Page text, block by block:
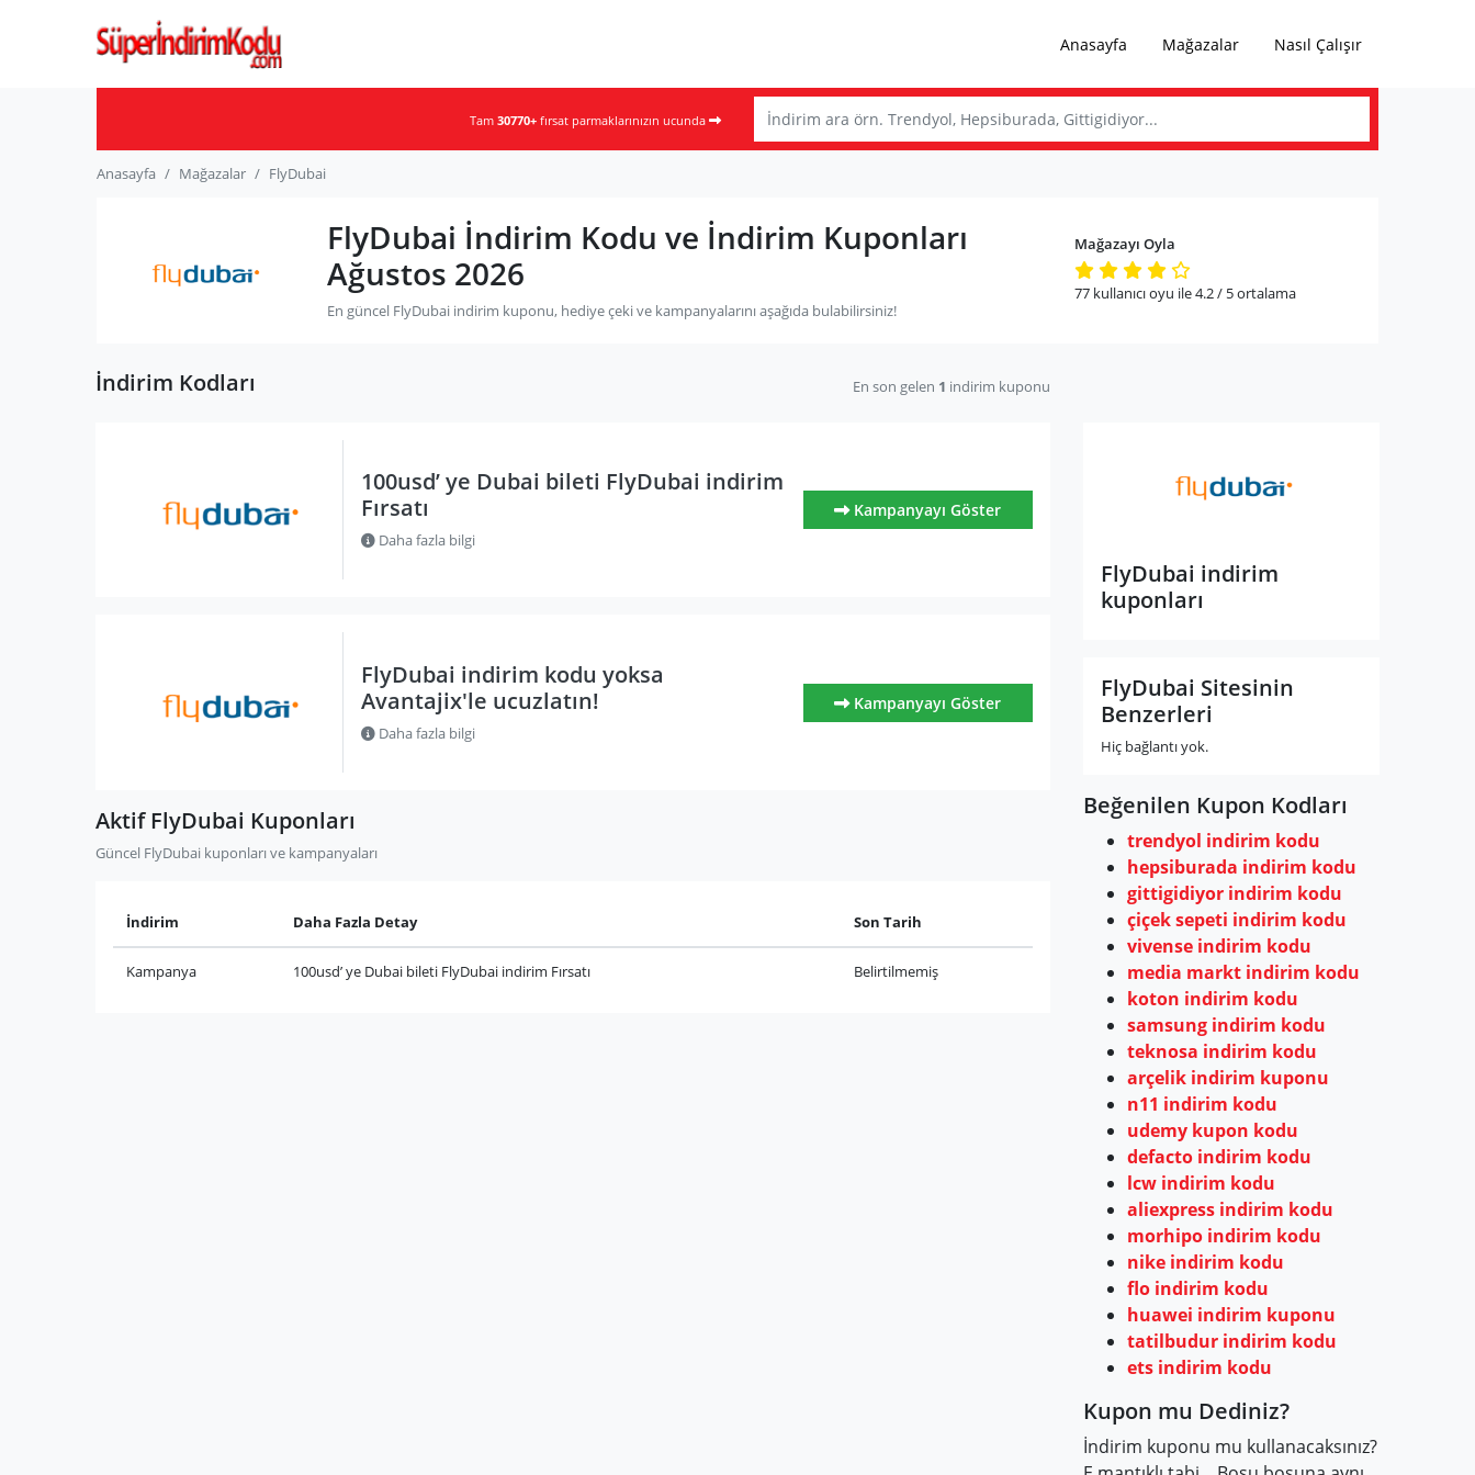
Anasayfa Mağazalar Nasıl Çalışır
Tam 30770+ fırsat parmaklarınızın ucunda
Anasayfa Mağazalar FlyDubai
Mağazayı Oyla
77kullanıcı oyu ile4.2/ 5ortalama
FlyDubai İndirim Kodu ve İndirim Kuponları
Ağustos 2026
En güncel FlyDubai indirim kuponu, hediye çeki ve kampanyalarını aşağıda bulabilirsiniz!
İndirim Kodları En son gelen 1 indirim kuponu
100usd’ ye Dubai bileti FlyDubai indirim
Fırsatı
Daha fazla bilgi
Kampanyayı Göster
FlyDubai indirim kodu yoksa
Avantajix'le ucuzlatın!
Daha fazla bilgi
Kampanyayı Göster
Aktif FlyDubai Kuponları
Güncel FlyDubai kuponları ve kampanyaları
İndirim Daha Fazla Detay Son Tarih
Kampanya 100usd’ ye Dubai bileti FlyDubai indirim Fırsatı Belirtilmemiş
FlyDubai indirim
kuponları
FlyDubai Sitesinin
Benzerleri
Hiç bağlantı yok.
Beğenilen Kupon Kodları
trendyol indirim kodu
hepsiburada indirim kodu
gittigidiyor indirim kodu
çiçek sepeti indirim kodu
vivense indirim kodu
media markt indirim kodu
koton indirim kodu
samsung indirim kodu
teknosa indirim kodu
arçelik indirim kuponu
n11 indirim kodu
udemy kupon kodu
defacto indirim kodu
lcw indirim kodu
aliexpress indirim kodu
morhipo indirim kodu
nike indirim kodu
flo indirim kodu
huawei indirim kuponu
tatilbudur indirim kodu
ets indirim kodu
Kupon mu Dediniz?
İndirim kuponu mu kullanacaksınız?